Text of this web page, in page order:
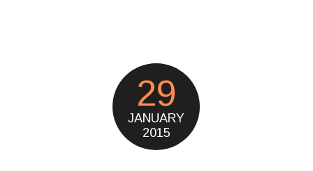
29
JANUARY
2015